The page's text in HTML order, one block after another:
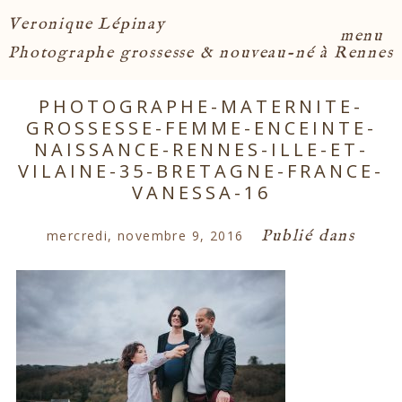
menu
Veronique Lépinay
Photographe grossesse & nouveau-né à Rennes
PHOTOGRAPHE-MATERNITE-
GROSSESSE-FEMME-ENCEINTE-
NAISSANCE-RENNES-ILLE-ET-
VILAINE-35-BRETAGNE-FRANCE-
VANESSA-16
mercredi, novembre 9, 2016 Publié dans